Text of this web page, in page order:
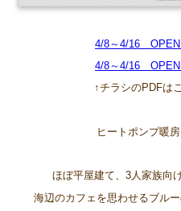
4/8～4/16 OPEN
4/8～4/16 OPEN
↑チラシのPDFはこち
ヒートポンプ暖
ほぼ平屋建て、3人家族向
海辺のカフェを思わせるブル